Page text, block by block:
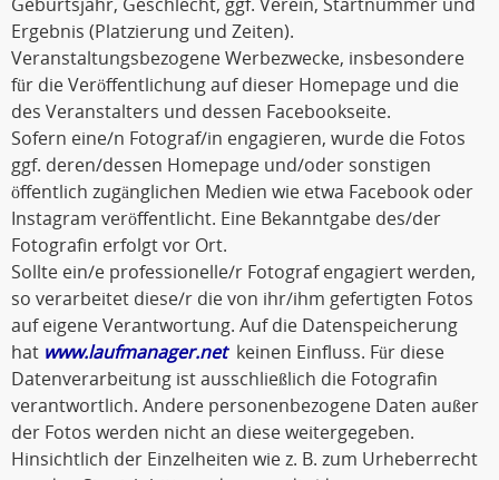
Ergebnis (Platzierung und Zeiten).
Veranstaltungsbezogene Werbezwecke, insbesondere
für die Veröffentlichung auf dieser Homepage und die
des Veranstalters und dessen Facebookseite.
Sofern eine/n Fotograf/in engagieren, wurde die Fotos
ggf. deren/dessen Homepage und/oder sonstigen
öffentlich zugänglichen Medien wie etwa Facebook oder
Instagram veröffentlicht. Eine Bekanntgabe des/der
Fotografin erfolgt vor Ort.
Sollte ein/e professionelle/r Fotograf engagiert werden,
so verarbeitet diese/r die von ihr/ihm gefertigten Fotos
auf eigene Verantwortung. Auf die Datenspeicherung
hat www.laufmanager.netkeinen Einfluss. Für diese
Datenverarbeitung ist ausschließlich die Fotografin
verantwortlich. Andere personenbezogene Daten außer
der Fotos werden nicht an diese weitergegeben.
Hinsichtlich der Einzelheiten wie z. B. zum Urheberrecht